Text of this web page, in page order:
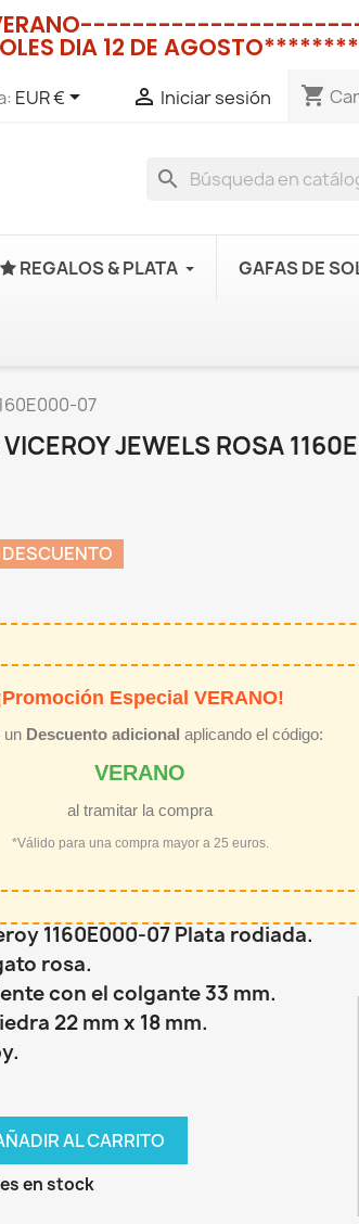
DIA 12 DE
EUR €  Iniciar sesión shopping_cart
search
REGALOS & PLATA GAFAS DE
07
JEWELS ROSA
Especial VERANO!
un Descuento adicional aplicando el código:
VERANO
al tramitar la compra
*Válido para una compra mayor a 25 euros.
1160E000-07 Plata rodiada.
rosa.
con el colgante 33 mm.
22 mm x 18 mm.
AL CARRITO
en stock